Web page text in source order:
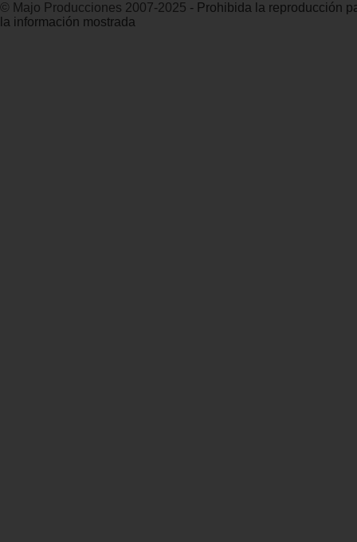
© Majo Producciones 2007-2025 - Prohibida la reproducción
la información mostrada